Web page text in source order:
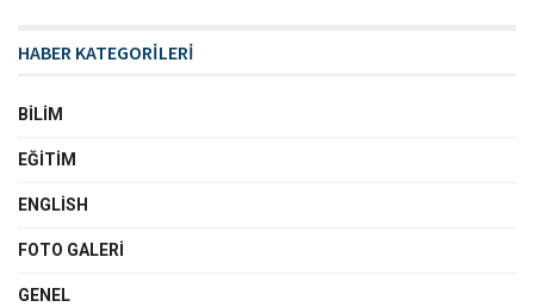
HABER KATEGORİLERİ
BILIM
EĞITIM
ENGLISH
FOTO GALERI
GENEL